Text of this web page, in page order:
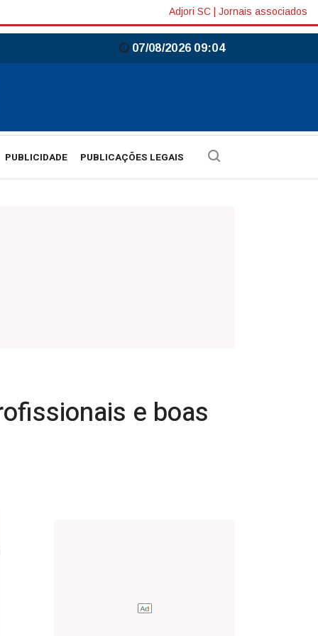
Adjori SC Jornais associados
07/08/2026 09:04
PUBLICIDADE PUBLICAÇÕES LEGAIS
e boas